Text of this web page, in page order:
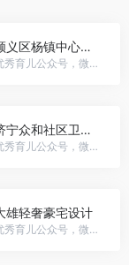
顺义区杨镇中心幼儿园family
优秀育儿公众号，微信号：gh_0ebcc3d93e83
济宁众和社区卫生服务中心
优秀育儿公众号，微信号：zhsqws
雄轻奢豪宅设计
优秀育儿公众号，微信号：snuperdesign